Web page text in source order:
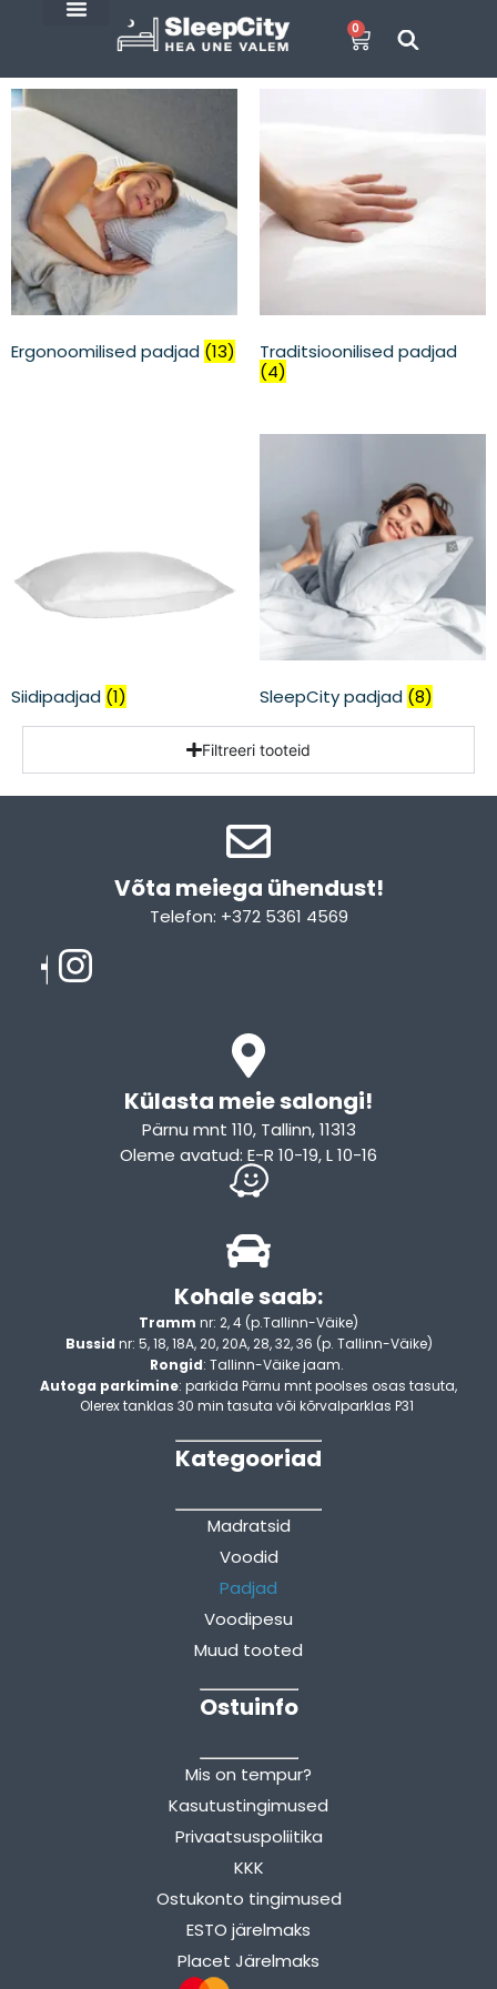
0
Ergonoomilised padjad (13)
Traditsioonilised padjad
(4)
Siidipadjad (1) SleepCity padjad (8)
Filtreeri tooteid
Võta meiega ühendust!​
Telefon: +372 5361 4569
Külasta meie salongi!
Pärnu mnt 110, Tallinn, 11313
Oleme avatud: E-R 10-19, L 10-16
Kohale saab:
Tramm nr: 2, 4 (p.Tallinn-Väike)
Bussid nr: 5, 18, 18A, 20, 20A, 28, 32, 36 (p. Tallinn-Väike)
Rongid: Tallinn-Väike jaam.
Autoga parkimine: parkida Pärnu mnt poolses osas tasuta,
Olerex tanklas 30 min tasuta või kõrvalparklas P31
Kategooriad
Madratsid
Voodid
Padjad
Voodipesu
Muud tooted
Ostuinfo
Mis on tempur?
Kasutustingimused
Privaatsuspoliitika
KKK
Ostukonto tingimused
ESTO järelmaks
Placet Järelmaks